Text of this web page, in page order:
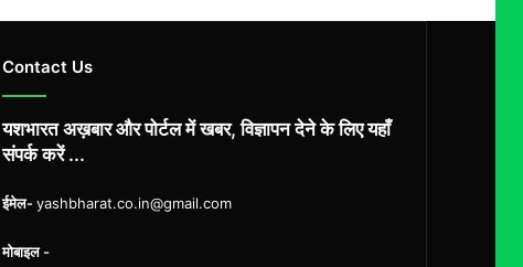
गंभीर
Contact Us
यशभारत अख़बार और पोर्टल में खबर, विज्ञापन देने के लिए यहाँ
संपर्क करें ...
ईमेल-yashbharat.co.in@gmail.com
मोबाइल -